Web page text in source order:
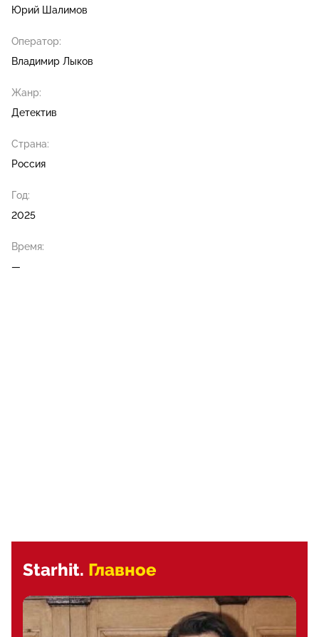
Юрий Шалимов
Оператор:
Владимир Лыков
Жанр:
Детектив
Страна:
Россия
Год:
2025
Время:
—
Starhit. Главное